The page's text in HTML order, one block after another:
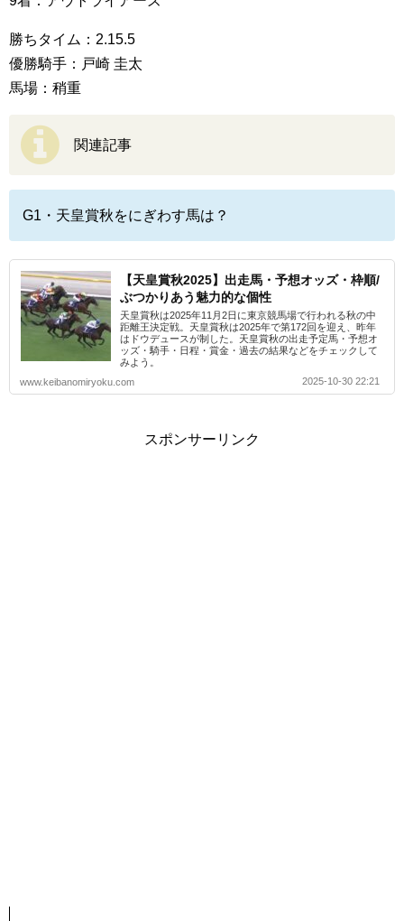
勝ちタイム：2.15.5
優勝騎手：戸崎 圭太
馬場：稍重
関連記事
G1・天皇賞秋をにぎわす馬は？
【天皇賞秋2025】出走馬・予想オッズ・枠順/
ぶつかりあう魅力的な個性
天皇賞秋は2025年11月2日に東京競馬場で行われる秋の中
距離王決定戦。天皇賞秋は2025年で第172回を迎え、昨年
はドウデュースが制した。天皇賞秋の出走予定馬・予想オ
ッズ・騎手・日程・賞金・過去の結果などをチェックして
みよう。
www.keibanomiryoku.com
2025-10-30 22:21
スポンサーリンク